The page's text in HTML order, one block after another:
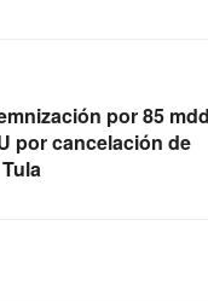
por 85
por cancelación de